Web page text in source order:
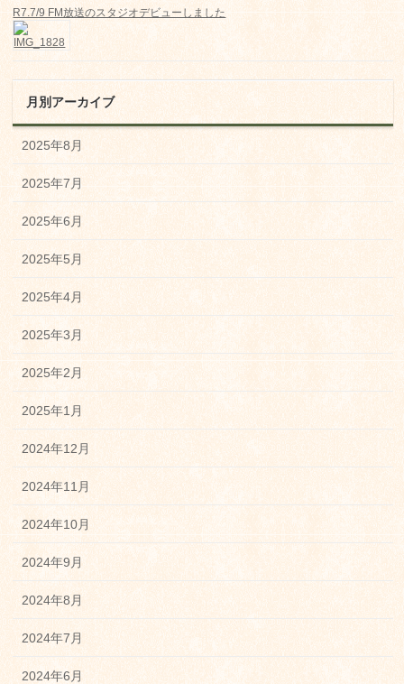
R7.7/9 FM放送のスタジオデビューしました
月別アーカイブ
2025年8月
2025年7月
2025年6月
2025年5月
2025年4月
2025年3月
2025年2月
2025年1月
2024年12月
2024年11月
2024年10月
2024年9月
2024年8月
2024年7月
2024年6月